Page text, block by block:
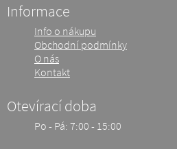
Informace
Info o nákupu
Obchodní podmínky
O nás
Kontakt
Otevírací doba
Po - Pá: 7:00 - 15:00